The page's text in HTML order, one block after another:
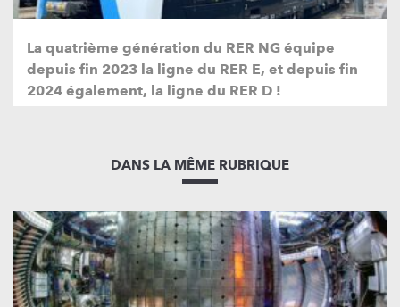
La quatrième génération du RER NG équipe
depuis fin 2023 la ligne du RER E, et depuis fin
2024 également, la ligne du RER D !
DANS LA MÊME RUBRIQUE